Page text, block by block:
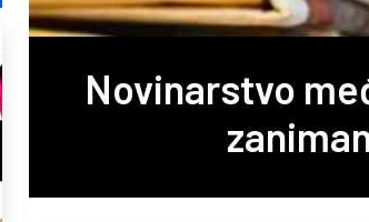
Novinarstvo